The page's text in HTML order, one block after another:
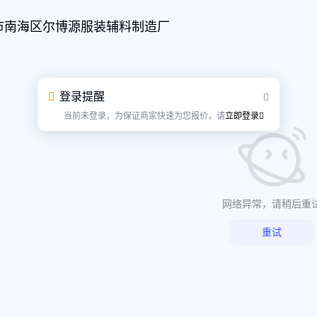
南海区尔博源服装辅料制造厂
登录提醒
当前未登录，为保证商家快速为您报价，请立即登录
网络异常，请稍后重
重试